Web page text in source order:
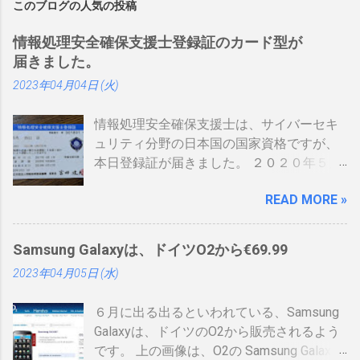
このブログの人気の投稿
情報処理安全確保支援士登録証のカード型が
届きました。
2023年04月04日 (火)
情報処理安全確保支援士は、サイバーセキ
ュリティ分野の日本国の国家資格ですが、
本日登録証が届きました。 ２０２０年５月
登場しました。 制度見直しについて：
https://www.ipa.go.jp/siensi/kaisei.html 情報
トに上がっていないので、情報共有です。
表 パット見て車の免許証みたい。いや保険
ールドと色が変わるらしい。（ゴールドと
か運転免許みたい）、でもこれって、せっ
かく作ったのに、今のデジタル庁云々の話
READ MORE »
Samsung Galaxyは、ドイツO2から€69.99
2023年04月05日 (水)
６月に出る出るといわれている、Samsung
Galaxyは、ドイツのO2から販売されるよう
です。 上の画像は、O2の Samsung Galaxy